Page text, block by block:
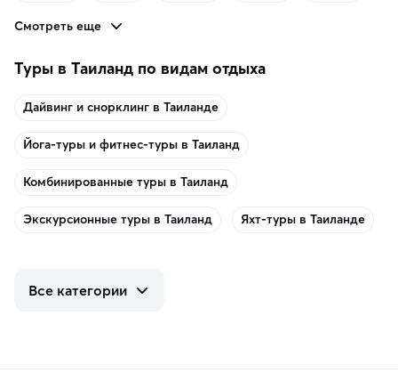
Смотреть еще
Туры в Таиланд по видам отдыха
Дайвинг и снорклинг в Таиланде
Йога-туры и фитнес-туры в Таиланд
Комбинированные туры в Таиланд
Экскурсионные туры в Таиланд Яхт-туры в Таиланде
Все категории